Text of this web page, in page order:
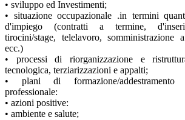
• sviluppo ed Investimenti;
• situazione occupazionale .in termini
d'impiego (contratti a termine,
tirocini/stage, telelavoro, somministrazione
ecc.)
• processi di riorganizzazione e
tecnologica, terziarizzazioni e appalti;
• plani di formazione/addestramento
professionale:
• azioni positive:
• ambiente e salute;